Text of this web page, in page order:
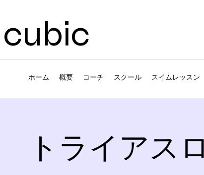
ホーム 概要 コーチ スクール スイムレッスン
トライアス